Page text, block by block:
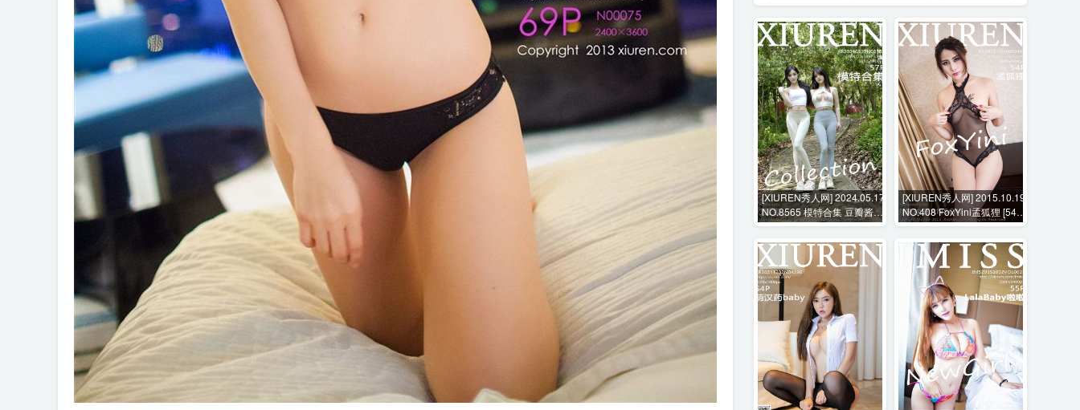
[XIUREN秀人网] 2024.05.17
NO.8565 模特合集 豆瓣酱
[57P-708MB]
[XIUREN秀人网] 2015.10.19
NO.408 FoxYini孟狐狸 [54P-
187MB]